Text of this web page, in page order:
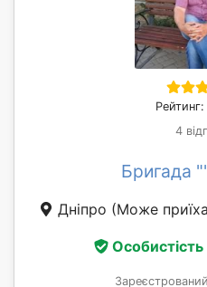
4
Бригада
Дніпро (Може